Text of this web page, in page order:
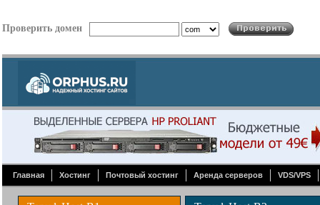
Проверить домен
Главная Хостинг Почтовый хостинг Аренда серверов VDS/VPS